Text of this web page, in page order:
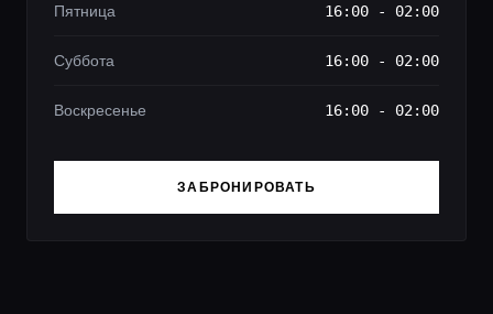
Пятница 16:00 - 02:00
Суббота 16:00 - 02:00
Воскресенье 16:00 - 02:00
ЗАБРОНИРОВАТЬ